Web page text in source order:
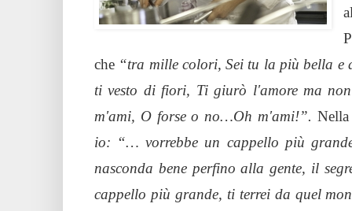
che “tra mille colori, Sei tu la più bella e
ti vesto di fiori, Ti giurò l'amore ma
m'ami, O forse o no…Oh m'ami!”.
io: “… vorrebbe un cappello più
nasconda bene perfino alla gente, il
cappello più grande, ti terrei da quel